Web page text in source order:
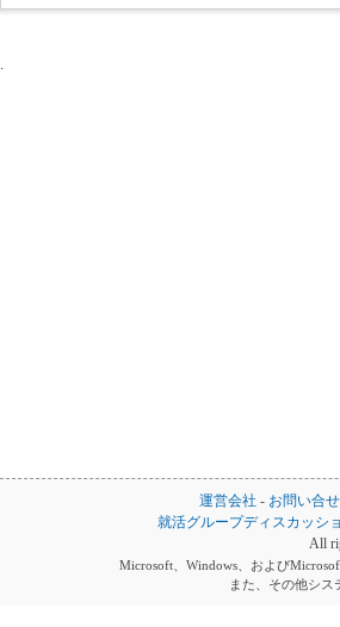
運営会社 - お問い合せ
就活グループディスカッシ
All
Microsoft、Windows、および
また、その他シ